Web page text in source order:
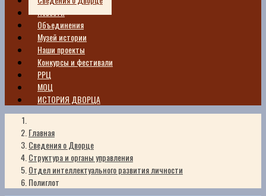
Новости
Объединения
Музей истории
Наши проекты
Конкурсы и фестивали
РРЦ
МОЦ
ИСТОРИЯ ДВОРЦА
Главная
Сведения о Дворце
Структура и органы управления
Отдел интеллектуального развития личности
Полиглот